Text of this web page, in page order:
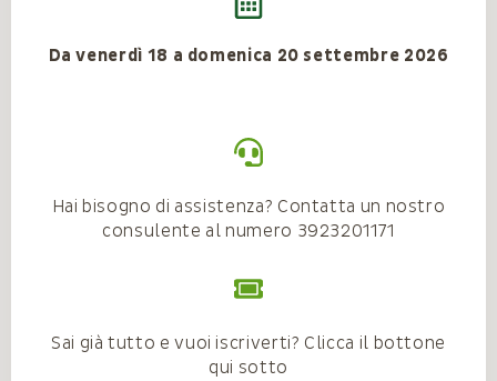
Da venerdì 18 a domenica 20 settembre 2026
Hai bisogno di assistenza? Contatta un nostro
consulente al numero 3923201171
Sai già tutto e vuoi iscriverti? Clicca il bottone
qui sotto